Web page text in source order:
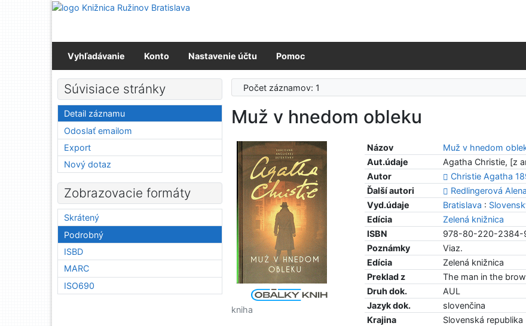
Prejsť na obsah
Vyhľadávanie Konto Nastavenie účtu Pomoc
Počet záznamov: 1
Muž v hnedom obleku
Názov
Muž v hnedom
Aut.údaje
Agatha Christie, [z
Autor
Christie Agatha
Ďalší autori
Redlingerová Alena
Vyd.údaje
Bratislava :
Edícia
Zelená knižnica
ISBN
978-80-220-2384-
Poznámky
Viaz.
Edícia
Zelená knižnica
Preklad z
The man in the
Druh dok.
AUL
Jazyk dok.
slovenčina
Krajina
Slovenská republika
kniha
Súvisiace stránky
Detail záznamu
Odoslať emailom
Export
Nový dotaz
Zobrazovacie formáty
Skrátený
Podrobný
ISBD
MARC
ISO690